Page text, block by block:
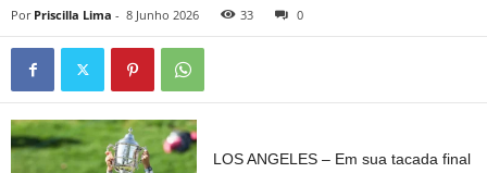
Por Priscilla Lima - 8 Junho 2026 33 0
LOS ANGELES – Em sua tacada final